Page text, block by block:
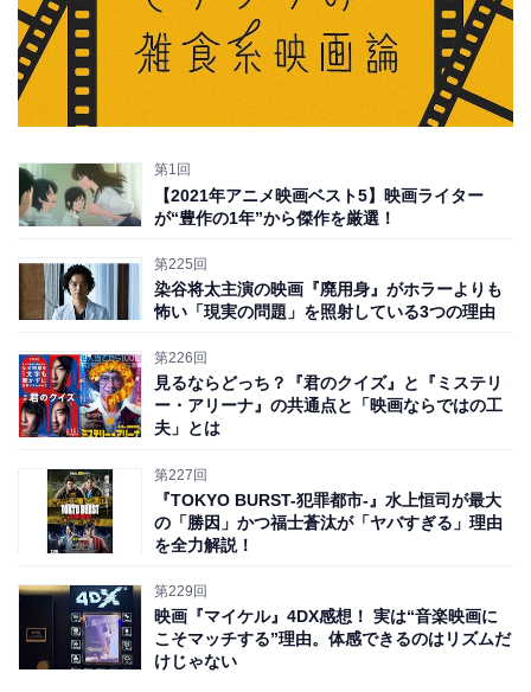
前置き：映画『ダンジョンズ＆ドラゴンズ』ファ
ンに大推薦！
よ！」と鼻息荒く訴えたくなる様は、2023年公開の映画
『ダンジョンズ＆ドラゴンズ／アウトローたちの誇り』
そちらの「剣と魔法のファンタジー」「クスクス笑え
る」「ダメだけど愛おしい人たちの大奮闘」「豪華吹き
替え声優陣が集結」「2時間超えの上映時間（140分）な
がらテンポが良くて見せ場満載で飽きさせない」などの
第1回
【2021年アニメ映画ベスト5】映画ライター
が“豊作の1年”から傑作を厳選！
第225回
染谷将太主演の映画『廃用身』がホラーよりも
怖い「現実の問題」を照射している3つの理由
第226回
見るならどっち？『君のクイズ』と『ミステリ
ー・アリーナ』の共通点と「映画ならではの工
夫」とは
第227回
『TOKYO BURST-犯罪都市-』水上恒司が最大
の「勝因」かつ福士蒼汰が「ヤバすぎる」理由
を全力解説！
第229回
映画『マイケル』4DX感想！ 実は“音楽映画に
こそマッチする”理由。体感できるのはリズムだ
けじゃない